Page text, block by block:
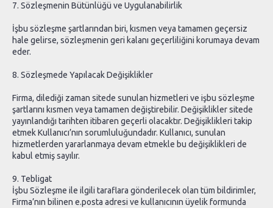
7. Sözleşmenin Bütünlüğü ve Uygulanabilirlik
İşbu sözleşme şartlarından biri, kısmen veya tamamen geçersiz
hale gelirse, sözleşmenin geri kalanı geçerliliğini korumaya devam
eder.
8. Sözleşmede Yapılacak Değişiklikler
Firma, dilediği zaman sitede sunulan hizmetleri ve işbu sözleşme
şartlarını kısmen veya tamamen değiştirebilir. Değişiklikler sitede
yayınlandığı tarihten itibaren geçerli olacaktır. Değişiklikleri takip
etmek Kullanıcı’nın sorumluluğundadır. Kullanıcı, sunulan
hizmetlerden yararlanmaya devam etmekle bu değişiklikleri de
kabul etmiş sayılır.
9. Tebligat
İşbu Sözleşme ile ilgili taraflara gönderilecek olan tüm bildirimler,
Firma’nın bilinen e.posta adresi ve kullanıcının üyelik formunda